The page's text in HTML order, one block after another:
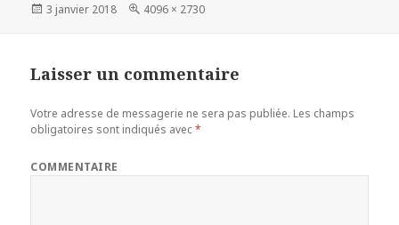
Publié
3 janvier 2018
Taille
4096 × 2730
Laisser un commentaire
Votre adresse de messagerie ne sera pas publiée. Les champs
obligatoires sont indiqués avec*
COMMENTAIRE